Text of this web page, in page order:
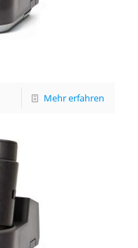
Mehr erfahren